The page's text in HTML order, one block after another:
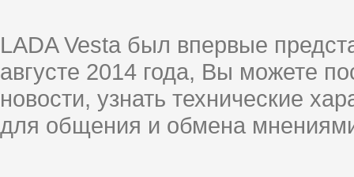
LADA Vesta был впервые
августе 2014 года, Вы можете
новости, узнать технические
для общения и обмена